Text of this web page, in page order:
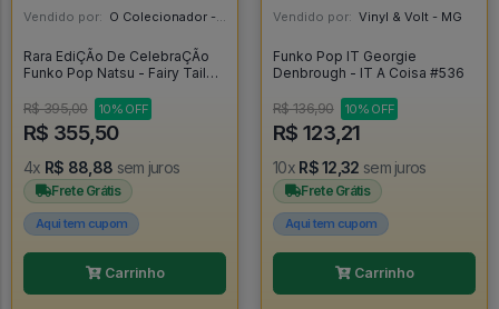
Vendido por: O Colecionador - SP
Rara EdiÇÃo De CelebraÇÃo
Funko Pop Natsu - Fairy Tail
R$ 395,00
10% OFF
R$ 355,50
4x R$ 88,88 sem juros
Frete Grátis
Aqui tem cupom
Carrinho
Vendido por: Vinyl & Volt - MG
Funko Pop IT Georgie
Denbrough - IT A Coisa #536
R$ 136,90 10% OFF
R$ 123,21
10x R$ 12,32 sem juros
Frete Grátis
Aqui tem cupom
Carrinho